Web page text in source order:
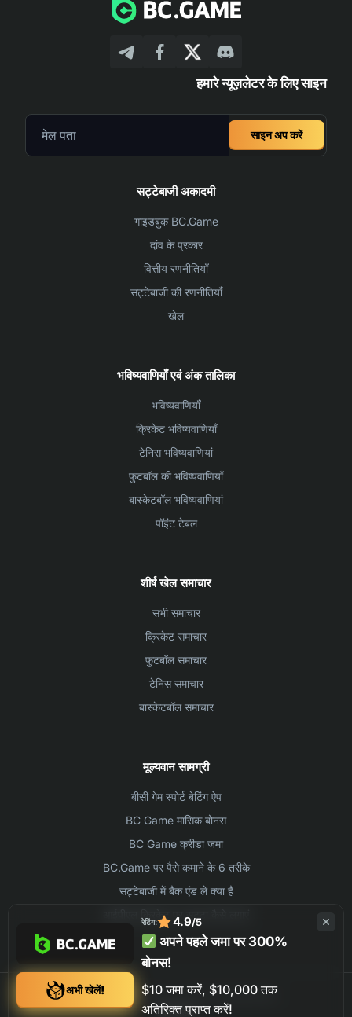
हमारे न्यूज़लेटर के लिए साइन
साइन अप करें
सट्टेबाजी अकादमी
गाइडबुक BC.Game
दांव के प्रकार
वित्तीय रणनीतियाँ
सट्टेबाजी की रणनीतियाँ
खेल
भविष्यवाणियाँ एवं अंक तालिका
भविष्यवाणियाँ
क्रिकेट भविष्यवाणियाँ
टेनिस भविष्यवाणियां
फुटबॉल की भविष्यवाणियाँ
बास्केटबॉल भविष्यवाणियां
पॉइंट टेबल
शीर्ष खेल समाचार
सभी समाचार
क्रिकेट समाचार
फुटबॉल समाचार
टेनिस समाचार
बास्केटबॉल समाचार
मूल्यवान सामग्री
बीसी गेम स्पोर्ट बेटिंग ऐप
BC Game मासिक बोनस
BC Game क्रीडा जमा
BC.Game पर पैसे कमाने के 6 तरीके
सट्टेबाजी में बैक एंड ले क्या है
आईपीएल क्रिकेट पर सट्टा कैसे लगाएं
©2026 BC.GAME ALL RIGHTS RESERVED
संपर्कलेखक
अभी खेलें!
रेटिंग: 4.9/5
अपने पहले जमा पर 300%
बोनस!
$10 जमा करें, $10,000 तक
अतिरिक्त प्राप्त करें!